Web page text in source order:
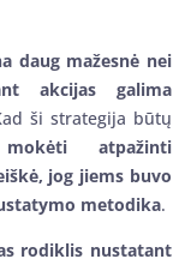
daug mažesnė nei
akcijas galima
ši strategija būtų
atpažinti
jog jiems buvo
metodika.
rodiklis nustatant